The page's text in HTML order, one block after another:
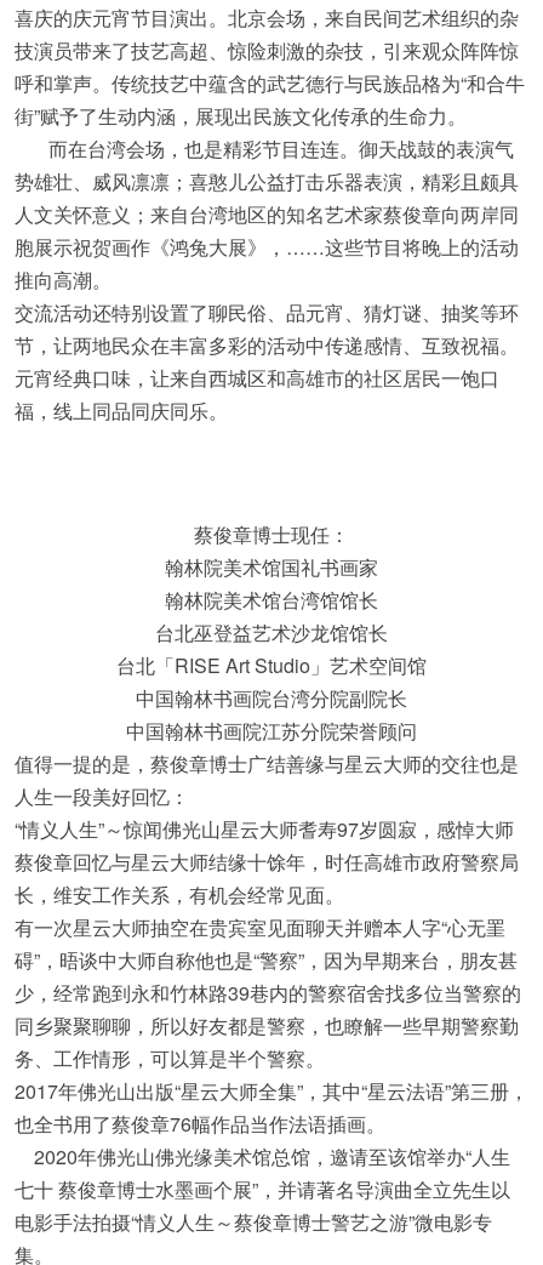
喜庆的庆元宵节目演出。北京会场，来自民间艺术组织的杂
技演员带来了技艺高超、惊险刺激的杂技，引来观众阵阵惊
呼和掌声。传统技艺中蕴含的武艺德行与民族品格为“和合牛
街”赋予了生动内涵，展现出民族文化传承的生命力。
而在台湾会场，也是精彩节目连连。御天战鼓的表演气
势雄壮、威风凛凛；喜憨儿公益打击乐器表演，精彩且颇具
人文关怀意义；来自台湾地区的知名艺术家蔡俊章向两岸同
胞展示祝贺画作《鸿兔大展》，……这些节目将晚上的活动
推向高潮。
交流活动还特别设置了聊民俗、品元宵、猜灯谜、抽奖等环
节，让两地民众在丰富多彩的活动中传递感情、互致祝福。
元宵经典口味，让来自西城区和高雄市的社区居民一饱口
福，线上同品同庆同乐。
蔡俊章博士现任：
翰林院美术馆国礼书画家
翰林院美术馆台湾馆馆长
台北巫登益艺术沙龙馆馆长
台北「RISE Art Studio」艺术空间馆
中国翰林书画院台湾分院副院长
中国翰林书画院江苏分院荣誉顾问
值得一提的是，蔡俊章博士广结善缘与星云大师的交往也是
人生一段美好回忆：
“情义人生”～惊闻佛光山星云大师耆寿97岁圆寂，感悼大师
蔡俊章回忆与星云大师结缘十馀年，时任高雄市政府警察局
长，维安工作关系，有机会经常见面。
有一次星云大师抽空在贵宾室见面聊天并赠本人字“心无罣
碍”，晤谈中大师自称他也是“警察”，因为早期来台，朋友甚
少，经常跑到永和竹林路39巷内的警察宿舍找多位当警察的
同乡聚聚聊聊，所以好友都是警察，也瞭解一些早期警察勤
务、工作情形，可以算是半个警察。
2017年佛光山出版“星云大师全集”，其中“星云法语”第三册，
也全书用了蔡俊章76幅作品当作法语插画。
2020年佛光山佛光缘美术馆总馆，邀请至该馆举办“人生
七十 蔡俊章博士水墨画个展”，并请著名导演曲全立先生以
电影手法拍摄“情义人生～蔡俊章博士警艺之游”微电影专
集。